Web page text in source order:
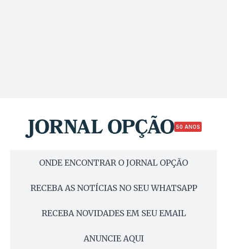
50 ANOS
ONDE ENCONTRAR O JORNAL OPÇÃO
RECEBA AS NOTÍCIAS NO SEU WHATSAPP
RECEBA NOVIDADES EM SEU EMAIL
ANUNCIE AQUI